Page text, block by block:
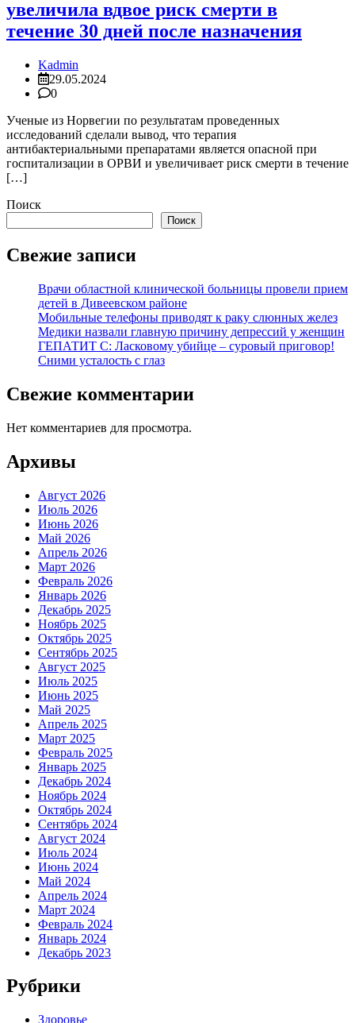
увеличила вдвое риск смерти в
течение 30 дней после назначения
Kadmin
29.05.2024
0
Ученые из Норвегии по результатам проведенных
исследований сделали вывод, что терапия
антибактериальными препаратами является опасной при
госпитализации в ОРВИ и увеличивает риск смерти в течение
[…]
Поиск
Поиск
Свежие записи
Врачи областной клинической больницы провели прием
детей в Дивеевском районе
Мобильные телефоны приводят к раку слюнных желез
Медики назвали главную причину депрессий у женщин
ГЕПАТИТ С: Ласковому убийце – суровый приговор!
Сними усталость с глаз
Свежие комментарии
Нет комментариев для просмотра.
Архивы
Август 2026
Июль 2026
Июнь 2026
Май 2026
Апрель 2026
Март 2026
Февраль 2026
Январь 2026
Декабрь 2025
Ноябрь 2025
Октябрь 2025
Сентябрь 2025
Август 2025
Июль 2025
Июнь 2025
Май 2025
Апрель 2025
Март 2025
Февраль 2025
Январь 2025
Декабрь 2024
Ноябрь 2024
Октябрь 2024
Сентябрь 2024
Август 2024
Июль 2024
Июнь 2024
Май 2024
Апрель 2024
Март 2024
Февраль 2024
Январь 2024
Декабрь 2023
Рубрики
Здоровье